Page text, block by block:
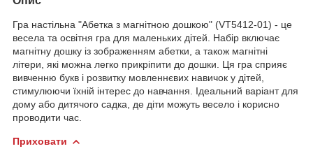
Гра настільна "Абетка з магнітною дошкою" (VT5412-01) - це
весела та освітня гра для маленьких дітей. Набір включає
магнітну дошку із зображенням абетки, а також магнітні
літери, які можна легко прикріпити до дошки. Ця гра сприяє
вивченню букв і розвитку мовленнєвих навичок у дітей,
стимулюючи їхній інтерес до навчання. Ідеальний варіант для
дому або дитячого садка, де діти можуть весело і корисно
проводити час.
Приховати